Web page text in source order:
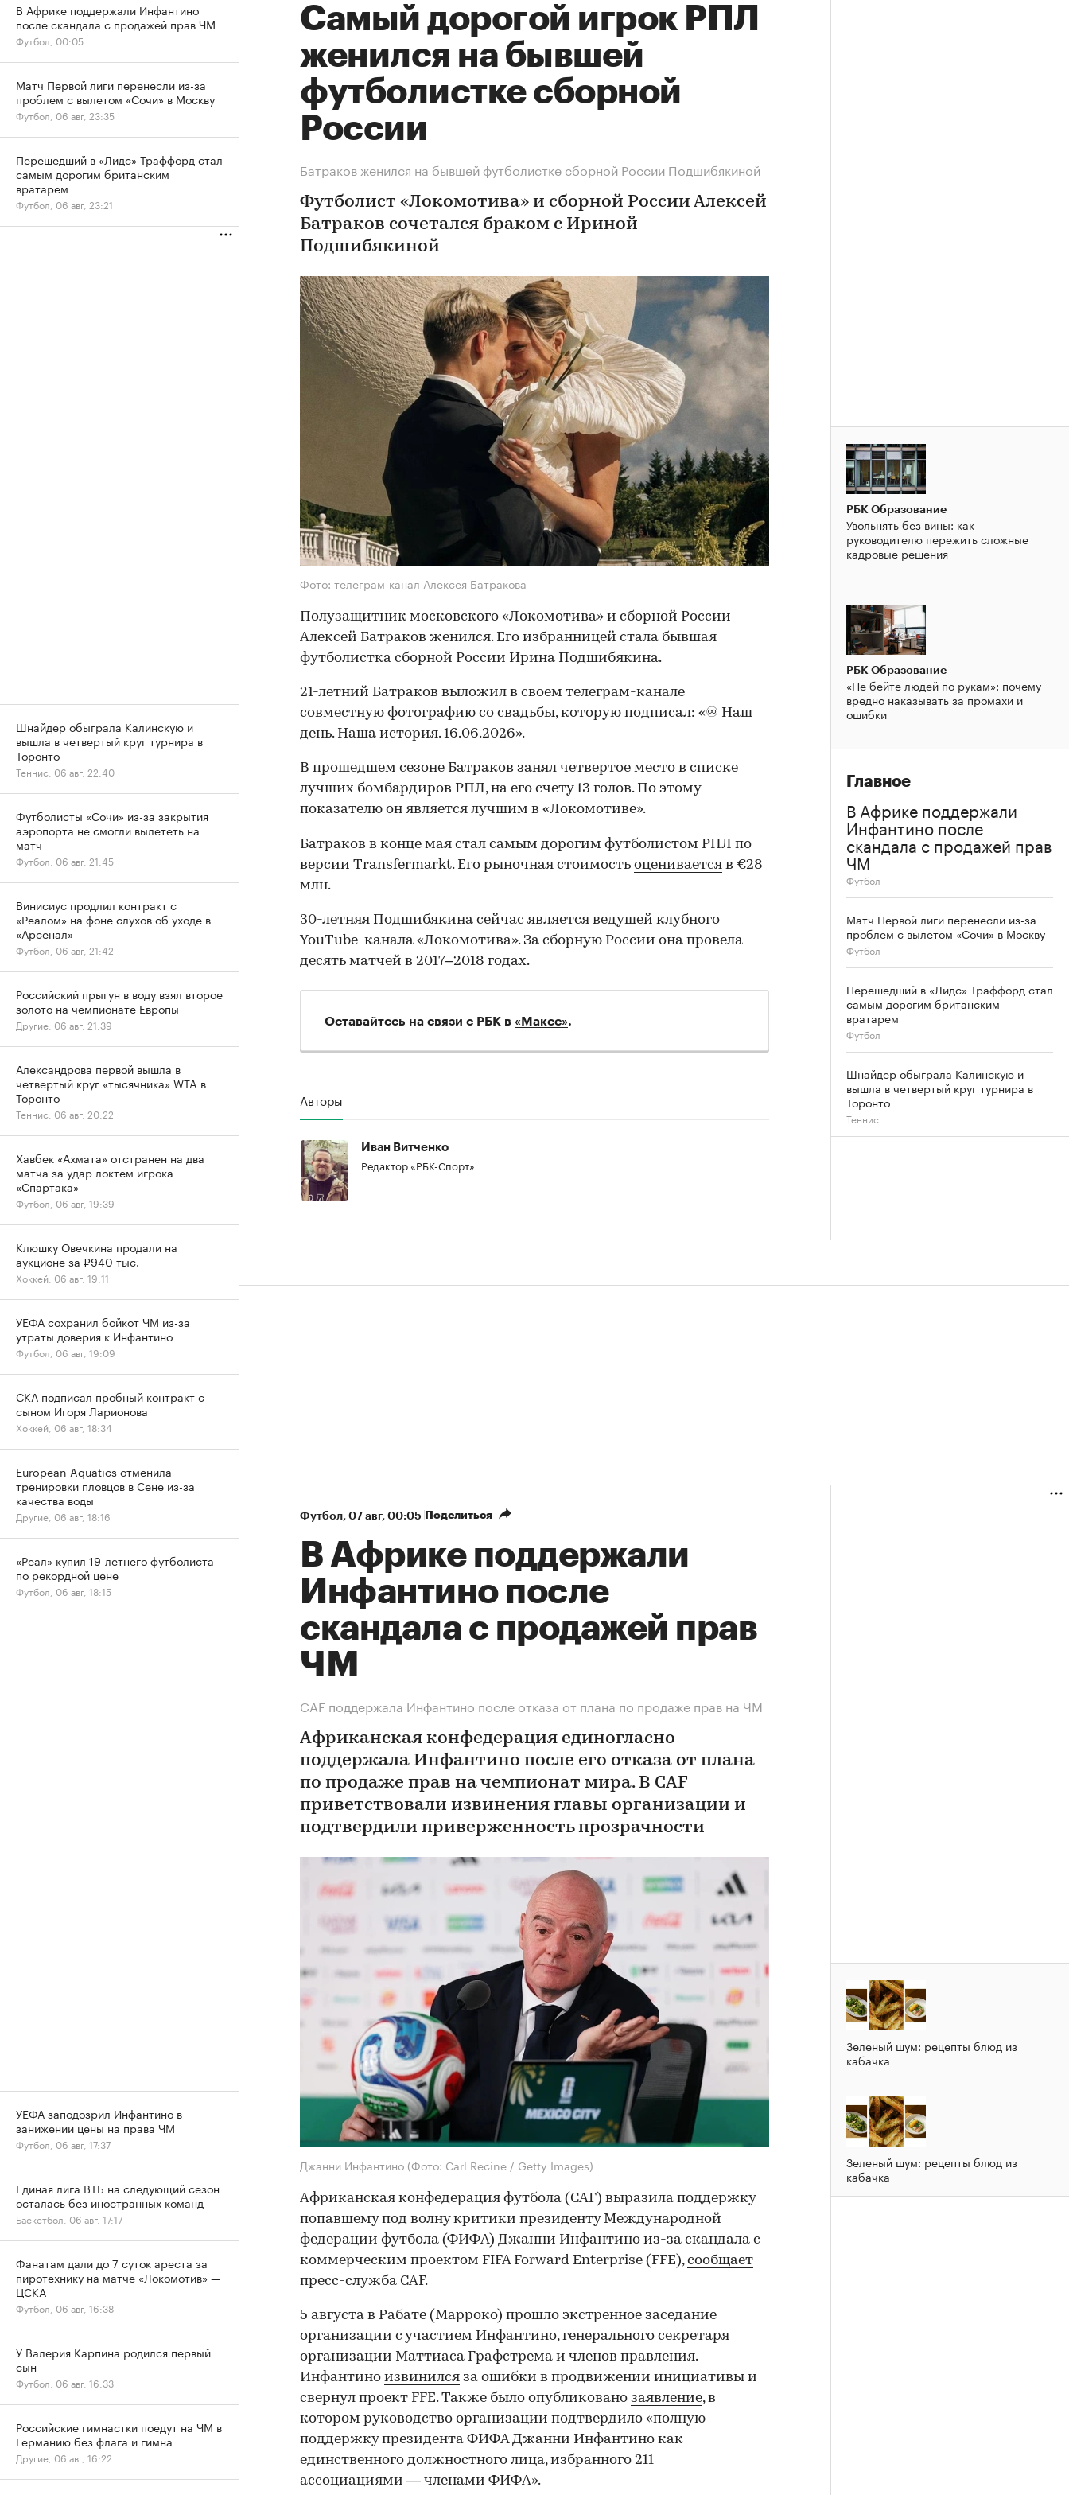
Самый дорогой игрок РПЛ
женился на бывшей
футболистке сборной
России
Батраков женился на бывшей футболистке сборной России Подшибякиной
Футболист «Локомотива» и сборной России Алексей
Батраков сочетался браком с Ириной
Подшибякиной
Фото: телеграм-канал Алексея Батракова
Полузащитник московского «Локомотива» и сборной России
Алексей Батраков женился. Его избранницей стала бывшая
футболистка сборной России Ирина Подшибякина.
21-летний Батраков выложил в своем телеграм-канале
совместную фотографию со свадьбы, которую подписал: «♾️ Наш
день. Наша история. 16.06.2026».
В прошедшем сезоне Батраков занял четвертое место в списке
лучших бомбардиров РПЛ, на его счету 13 голов. По этому
показателю он является лучшим в «Локомотиве».
Батраков в конце мая стал самым дорогим футболистом РПЛ по
версии Transfermarkt. Его рыночная стоимость оценивается в €28
млн.
30-летняя Подшибякина сейчас является ведущей клубного
YouTube-канала «Локомотива». За сборную России она провела
десять матчей в 2017–2018 годах.
Оставайтесь на связи с РБК в «Максе».
Авторы
Иван Витченко
Редактор «РБК-Спорт»
РБК Образование
Увольнять без вины: как
руководителю пережить сложные
кадровые решения
РБК Образование
«Не бейте людей по рукам»: почему
вредно наказывать за промахи и
ошибки
Главное
В Африке поддержали
Инфантино после
скандала с продажей прав
ЧМ
Футбол
Матч Первой лиги перенесли из-за
проблем с вылетом «Сочи» в Москву
Футбол
Перешедший в «Лидс» Траффорд стал
самым дорогим британским
вратарем
Футбол
Шнайдер обыграла Калинскую и
вышла в четвертый круг турнира в
Торонто
Теннис
Футбол⁠, 07 авг, 00:05 Поделиться
В Африке поддержали
Инфантино после
скандала с продажей прав
ЧМ
СAF поддержала Инфантино после отказа от плана по продаже прав на ЧМ
Африканская конфедерация единогласно
поддержала Инфантино после его отказа от плана
по продаже прав на чемпионат мира. В CAF
приветствовали извинения главы организации и
подтвердили приверженность прозрачности
Джанни Инфантино (Фото: Carl Recine / Getty Images)
Африканская конфедерация футбола (CAF) выразила поддержку
попавшему под волну критики президенту Международной
федерации футбола (ФИФА) Джанни Инфантино из-за скандала с
коммерческим проектом FIFA Forward Enterprise (FFE),сообщает
пресс-служба СAF.
5 августа в Рабате (Марроко) прошло экстренное заседание
организации с участием Инфантино, генерального секретаря
организации Маттиаса Графстрема и членов правления.
Инфантино извинился за ошибки в продвижении инициативы и
свернул проект FFE. Также было опубликовано заявление, в
котором руководство организации подтвердило «полную
поддержку президента ФИФА Джанни Инфантино как
единственного должностного лица, избранного 211
ассоциациями — членами ФИФА».
Зеленый шум: рецепты блюд из
кабачка
Зеленый шум: рецепты блюд из
кабачка
В Африке поддержали Инфантино
после скандала с продажей прав ЧМ
Футбол, 00:05
Матч Первой лиги перенесли из-за
проблем с вылетом «Сочи» в Москву
Футбол, 06 авг, 23:35
Перешедший в «Лидс» Траффорд стал
самым дорогим британским
вратарем
Футбол, 06 авг, 23:21
Шнайдер обыграла Калинскую и
вышла в четвертый круг турнира в
Торонто
Теннис, 06 авг, 22:40
Футболисты «Сочи» из-за закрытия
аэропорта не смогли вылететь на
матч
Футбол, 06 авг, 21:45
Винисиус продлил контракт с
«Реалом» на фоне слухов об уходе в
«Арсенал»
Футбол, 06 авг, 21:42
Российский прыгун в воду взял второе
золото на чемпионате Европы
Другие, 06 авг, 21:39
Александрова первой вышла в
четвертый круг «тысячника» WTA в
Торонто
Теннис, 06 авг, 20:22
Хавбек «Ахмата» отстранен на два
матча за удар локтем игрока
«Спартака»
Футбол, 06 авг, 19:39
Клюшку Овечкина продали на
аукционе за ₽940 тыс.
Хоккей, 06 авг, 19:11
УЕФА сохранил бойкот ЧМ из-за
утраты доверия к Инфантино
Футбол, 06 авг, 19:09
СКА подписал пробный контракт с
сыном Игоря Ларионова
Хоккей, 06 авг, 18:34
European Aquatics отменила
тренировки пловцов в Сене из-за
качества воды
Другие, 06 авг, 18:16
«Реал» купил 19-летнего футболиста
по рекордной цене
Футбол, 06 авг, 18:15
УЕФА заподозрил Инфантино в
занижении цены на права ЧМ
Футбол, 06 авг, 17:37
Единая лига ВТБ на следующий сезон
осталась без иностранных команд
Баскетбол, 06 авг, 17:17
Фанатам дали до 7 суток ареста за
пиротехнику на матче «Локомотив» —
ЦСКА
Футбол, 06 авг, 16:38
У Валерия Карпина родился первый
сын
Футбол, 06 авг, 16:33
Российские гимнастки поедут на ЧМ в
Германию без флага и гимна
Другие, 06 авг, 16:22